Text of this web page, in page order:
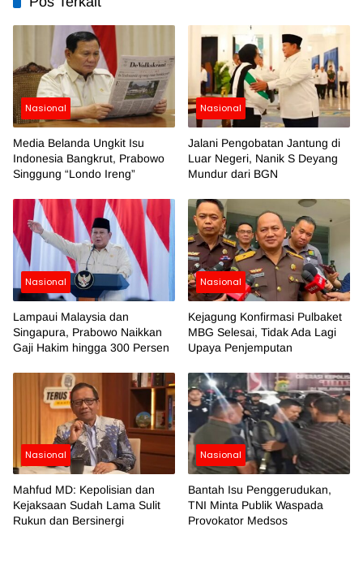
Nasional
Media Belanda Ungkit Isu
Indonesia Bangkrut, Prabowo
Singgung “Londo Ireng”
Nasional
Jalani Pengobatan Jantung di
Luar Negeri, Nanik S Deyang
Mundur dari BGN
Nasional
Lampaui Malaysia dan
Singapura, Prabowo Naikkan
Gaji Hakim hingga 300 Persen
Nasional
Kejagung Konfirmasi Pulbaket
MBG Selesai, Tidak Ada Lagi
Upaya Penjemputan
Nasional
Mahfud MD: Kepolisian dan
Kejaksaan Sudah Lama Sulit
Rukun dan Bersinergi
Nasional
Bantah Isu Penggerudukan,
TNI Minta Publik Waspada
Provokator Medsos